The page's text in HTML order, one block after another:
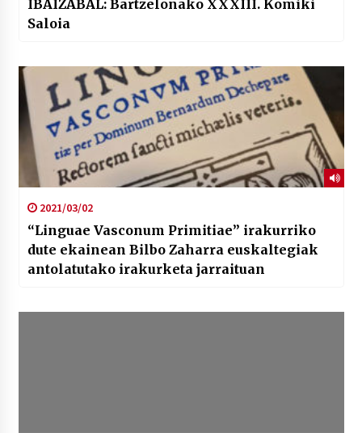
IBAIZABAL: Bartzelonako XXXIII. Komiki
Saloia
2021/03/02
“Linguae Vasconum Primitiae” irakurriko
dute ekainean Bilbo Zaharra euskaltegiak
antolatutako irakurketa jarraituan